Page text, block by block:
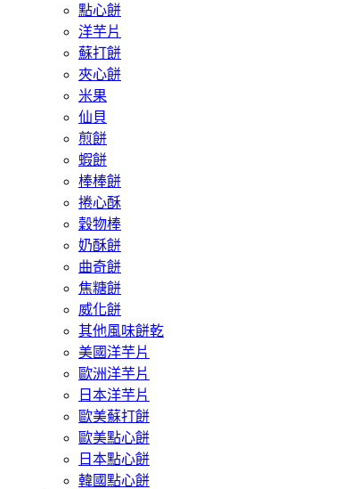
點心餅
洋芋片
蘇打餅
夾心餅
米果
仙貝
煎餅
蝦餅
棒棒餅
捲心酥
穀物棒
奶酥餅
曲奇餅
焦糖餅
威化餅
其他風味餅乾
美國洋芋片
歐洲洋芋片
日本洋芋片
歐美蘇打餅
歐美點心餅
日本點心餅
韓國點心餅